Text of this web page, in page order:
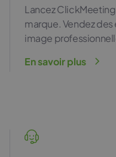
Lancez
marque. Vendez
image
En savoir plus